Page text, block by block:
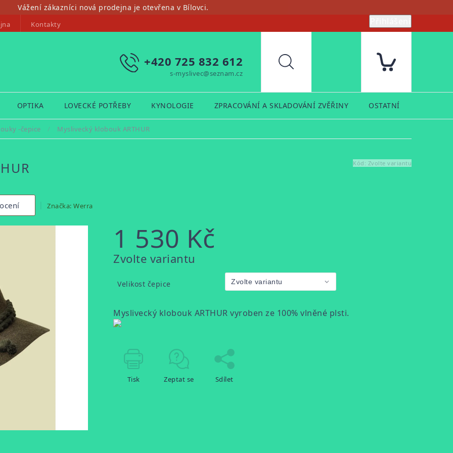
Vážení zákazníci nová prodejna je otevřena v Bílovci.
Kontakty
+420 725 832 612
s-myslivec@seznam.cz
Hledat
OPTIKA LOVECKÉ POTŘEBY KYNOLOGIE ZPRACOVÁNÍ A SKLADOVÁNÍ ZVĚŘINY OSTATNÍ
-čepice / Myslivecký klobouk ARTHUR
Kód: Zvolte variantu
Značka: Werra
1 530 Kč
Měrná
Zvolte variantu
Velikost čepice
Myslivecký klobouk ARTHUR vyroben ze 100% vlněné plsti.
Tisk Zeptat se Sdílet